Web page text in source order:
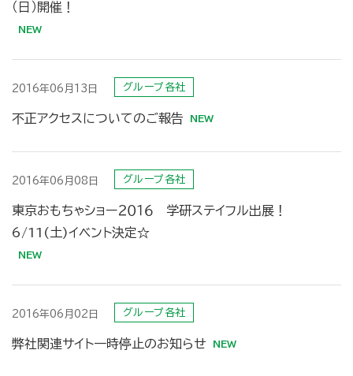
（日）開催！
2016年06月13日 グループ各社
不正アクセスについてのご報告
2016年06月08日 グループ各社
東京おもちゃショー２０１６ 学研ステイフル出展！
6/11(土)イベント決定☆
2016年06月02日 グループ各社
弊社関連サイト一時停止のお知らせ